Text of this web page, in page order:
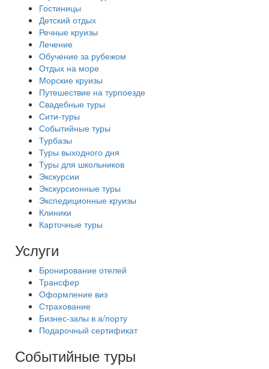
Гостиницы
Детский отдых
Речные круизы
Лечение
Обучение за рубежом
Отдых на море
Морские круизы
Путешествие на турпоезде
Свадебные туры
Сити-туры
Событийные туры
Турбазы
Туры выходного дня
Туры для школьников
Экскурсии
Экскурсионные туры
Экспедиционные круизы
Клиники
Карточные туры
Услуги
Бронирование отелей
Трансфер
Оформление виз
Страхование
Бизнес-залы в а/порту
Подарочный сертификат
Событийные туры